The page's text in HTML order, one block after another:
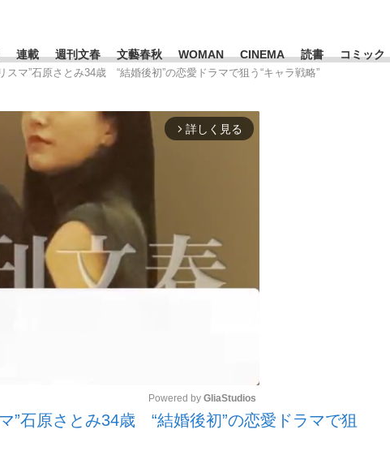
いまさら聞けない資産運用のす
連載 週刊文春 文藝春秋 WOMAN CINEMA 読書 コミック
グ一覧
市早苗 #森岡毅
マ”石原さとみ34歳 “結婚後初”の恋愛ドラマで狙う“キャラ戦略”
arrow_forward_ios 詳しく見る
Powered by GliaStudios
”石原さとみ34歳 “結婚後初”の恋愛ドラマで狙